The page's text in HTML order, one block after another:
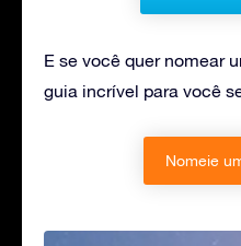
E se você quer nomear
guia incrível para você
Nomeie